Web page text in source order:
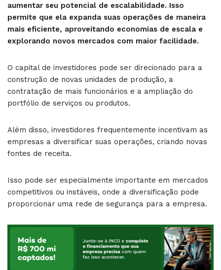
aumentar seu potencial de escalabilidade. Isso
permite que ela expanda suas operações de maneira
mais eficiente, aproveitando economias de escala e
explorando novos mercados com maior facilidade.
O capital de investidores pode ser direcionado para a
construção de novas unidades de produção, a
contratação de mais funcionários e a ampliação do
portfólio de serviços ou produtos.
Além disso, investidores frequentemente incentivam as
empresas a diversificar suas operações, criando novas
fontes de receita.
Isso pode ser especialmente importante em mercados
competitivos ou instáveis, onde a diversificação pode
proporcionar uma rede de segurança para a empresa.